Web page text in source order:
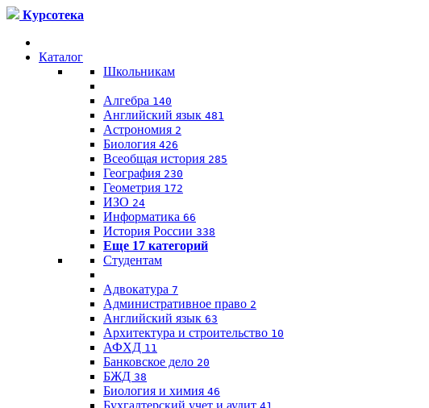
Курсотека
Каталог
Школьникам
Алгебра 140
Английский язык 481
Астрономия 2
Биология 426
Всеобщая история 285
География 230
Геометрия 172
ИЗО 24
Информатика 66
История России 338
Еще 17 категорий
Студентам
Адвокатура 7
Административное право 2
Английский язык 63
Архитектура и строительство 10
АФХД 11
Банковское дело 20
БЖД 38
Биология и химия 46
Бухгалтерский учет и аудит